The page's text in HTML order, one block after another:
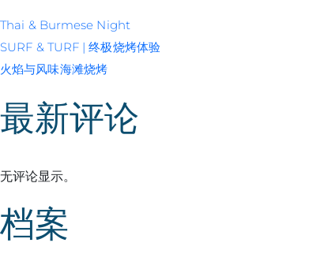
Thai & Burmese Night
SURF & TURF | 终极烧烤体验
火焰与风味海滩烧烤
最新评论
无评论显示。
档案